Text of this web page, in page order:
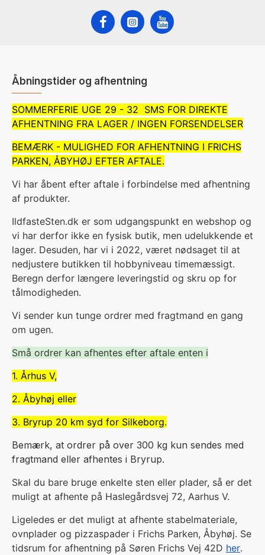
Åbningstider og afhentning
SOMMERFERIE UGE 29 - 32 SMS FOR DIREKTE
AFHENTNING FRA LAGER / INGEN FORSENDELSER
BEMÆRK - MULIGHED FOR AFHENTNING I FRICHS
PARKEN, ÅBYHØJ EFTER AFTALE.
Vi har åbent efter aftale i forbindelse med afhentning
af produkter.
IldfasteSten.dk er som udgangspunkt en webshop og
vi har derfor ikke en fysisk butik, men udelukkende et
lager. Desuden, har vi i 2022, været nødsaget til at
nedjustere butikken til hobbyniveau timemæssigt.
Beregn derfor længere leveringstid og skru op for
tålmodigheden.
Vi sender kun tunge ordrer med fragtmand en gang
om ugen.
Små ordrer kan afhentes efter aftale enten i
1. Århus V,
2. Åbyhøj eller
3. Bryrup 20 km syd for Silkeborg.
Bemærk, at ordrer på over 300 kg kun sendes med
fragtmand eller afhentes i Bryrup.
Skal du bare bruge enkelte sten eller plader, så er det
muligt at afhente på Haslegårdsvej 72, Aarhus V.
Ligeledes er det muligt at afhente stabelmateriale,
ovnplader og pizzaspader i Frichs Parken, Åbyhøj. Se
tidsrum for afhentning på Søren Frichs Vej 42D her.